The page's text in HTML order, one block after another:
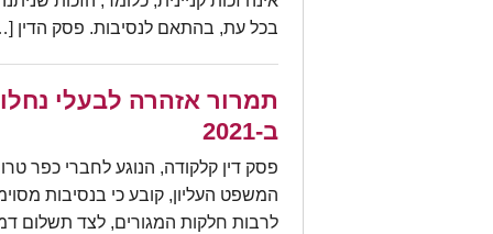
בכל עת, בהתאם לנסיבות. פסק הדין
תמרור אזהרה לבעלי
ב-2021
פסק דין קלקודה, הנוגע לחברי כפר
המשפט העליון, קובע כי בנסיבות
לרבות חלקות המגורים, לצד תשלום